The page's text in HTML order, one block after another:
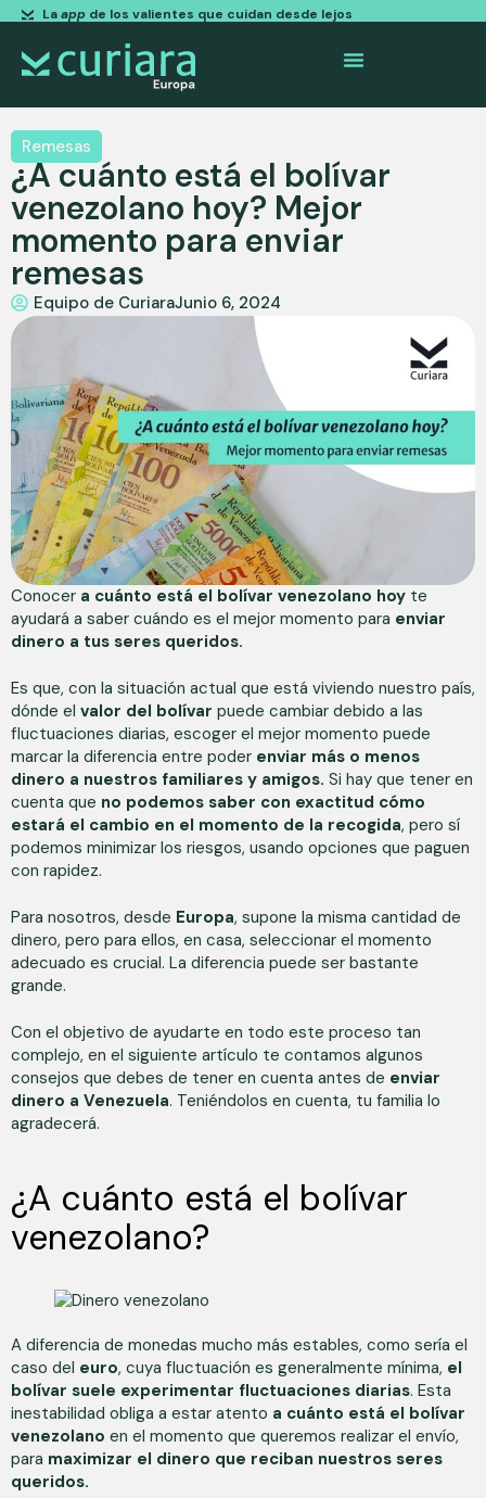
Laappde los valientes que cuidan desde lejos
Remesas
¿A cuánto está el bolívar
venezolano hoy? Mejor
momento para enviar
remesas
Equipo de CuriaraJunio 6, 2024
Conocer a cuánto está el bolívar venezolano hoy te
ayudará a saber cuándo es el mejor momento para enviar
dinero a tus seres queridos.
Es que, con la situación actual que está viviendo nuestro país,
dónde el valor del bolívar puede cambiar debido a las
fluctuaciones diarias, escoger el mejor momento puede
marcar la diferencia entre poder enviar más o menos
dinero a nuestros familiares y amigos. Si hay que tener en
cuenta que no podemos saber con exactitud cómo
estará el cambio en el momento de la recogida, pero sí
podemos minimizar los riesgos, usando opciones que paguen
con rapidez.
Para nosotros, desde Europa, supone la misma cantidad de
dinero, pero para ellos, en casa, seleccionar el momento
adecuado es crucial. La diferencia puede ser bastante
grande.
Con el objetivo de ayudarte en todo este proceso tan
complejo, en el siguiente artículo te contamos algunos
consejos que debes de tener en cuenta antes de enviar
dinero a Venezuela. Teniéndolos en cuenta, tu familia lo
agradecerá.
¿A cuánto está el bolívar
venezolano?
A diferencia de monedas mucho más estables, como sería el
caso del euro, cuya fluctuación es generalmente mínima, el
bolívar suele experimentar fluctuaciones diarias. Esta
inestabilidad obliga a estar atento a cuánto está el bolívar
venezolano en el momento que queremos realizar el envío,
para maximizar el dinero que reciban nuestros seres
queridos.